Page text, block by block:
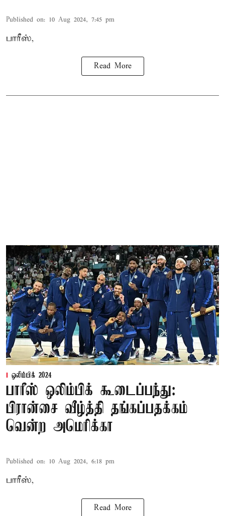
Published on: 10 Aug 2024, 7:45 pm
பாரீஸ்,
Read More
ஒலிம்பிக் 2024
பாரீஸ் ஒலிம்பிக் கூடைப்பந்து:
பிரான்சை வீழ்த்தி தங்கப்பதக்கம்
வென்ற அமெரிக்கா
Published on: 10 Aug 2024, 6:18 pm
பாரீஸ்,
Read More